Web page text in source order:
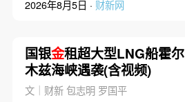
2026年8月5日 · 财新网
国银金租超大型LNG船霍尔
木兹海峡遇袭(含视频)
文｜财新 包志明 罗国平